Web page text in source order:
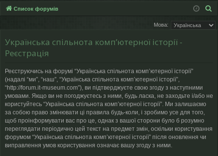
и
и
й
д
ос
ту
п
ру
и
д
ст
р
Список форумів
Мова:
Українська спільнота компʼютерної історії -
Реєстрація
Реєструючись на форумі “Українська спільнота компʼютерної історії”
(надалі “ми”, “наш”, “Українська спільнота компʼютерної історії”,
“http://forum.it-museum.com”), ви підтверджуєте свою згоду з наступними
умовами. Якщо ви не погоджуєтесь з ними, будь ласка, не заходьте і/або не
користуйтесь “Українська спільнота компʼютерної історії”. Ми залишаємо
за собою право змінювати ці правила будь-коли, і зробимо усе для того,
щоб проінформувати вас про це, однак з вашої сторони було б розумно
переглядати періодично цей текст на предмет змін, оскільки користування
форумом “Українська спільнота компʼютерної історії” після оновлення чи
виправлення умов користування означає вашу згоду з ними.